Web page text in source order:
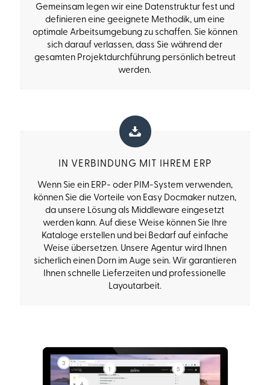
Gemeinsam legen wir eine Datenstruktur fest und
definieren eine geeignete Methodik, um eine
optimale Arbeitsumgebung zu schaffen. Sie können
sich darauf verlassen, dass Sie während der
gesamten Projektdurchführung persönlich betreut
werden.
IN VERBINDUNG MIT IHREM ERP
Wenn Sie ein ERP- oder PIM-System verwenden,
können Sie die Vorteile von Easy Docmaker nutzen,
da unsere Lösung als Middleware eingesetzt
werden kann. Auf diese Weise können Sie Ihre
Kataloge erstellen und bei Bedarf auf einfache
Weise übersetzen. Unsere Agentur wird Ihnen
sicherlich einen Dorn im Auge sein. Wir garantieren
Ihnen schnelle Lieferzeiten und professionelle
Layoutarbeit.
1
3
5